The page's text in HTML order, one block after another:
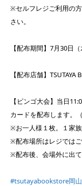
※セルフレジご利用の
さい。
【配布期間】7月30日
【配布店舗】
【ビンゴ大会】当日
カードを配布します。（
※お一人様１枚。１家族
※配布場所はレジでは
※配布後、会場外に出
#tsutayabookstore岡